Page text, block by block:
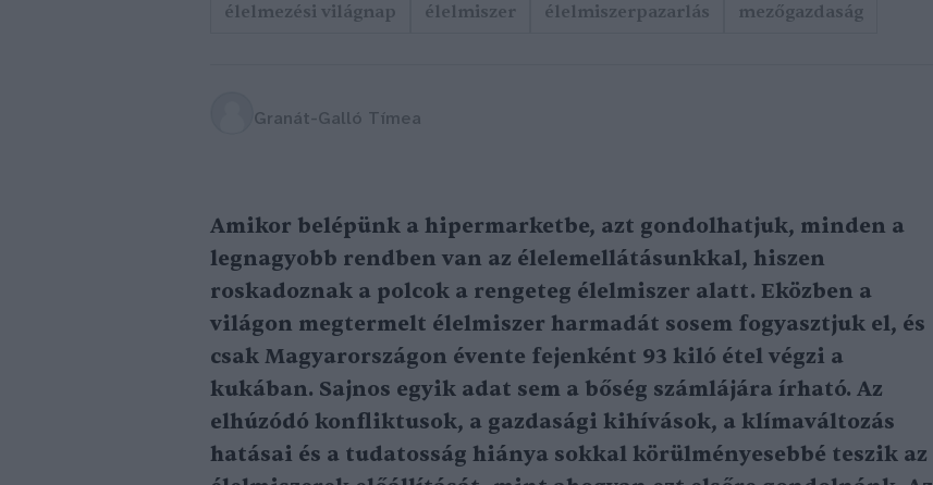
élelmezési világnap élelmiszer élelmiszerpazarlás mezőgazdaság
Granát-Galló Tímea
Amikor belépünk a hipermarketbe, azt gondolhatjuk, minden a
legnagyobb rendben van az élelemellátásunkkal, hiszen
roskadoznak a polcok a rengeteg élelmiszer alatt. Eközben a
világon megtermelt élelmiszer harmadát sosem fogyasztjuk el, és
csak Magyarországon évente fejenként 93 kiló étel végzi a
kukában. Sajnos egyik adat sem a bőség számlájára írható. Az
elhúzódó konfliktusok, a gazdasági kihívások, a klímaváltozás
hatásai és a tudatosság hiánya sokkal körülményesebbé teszik az